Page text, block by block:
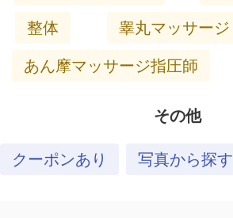
整体
睾丸マッサージ
あん摩マッサージ指圧師
その他
クーポンあり 写真から探す